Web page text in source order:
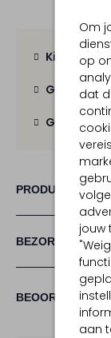
Om
op
dat
jouw
aan
Kies zelf
Gratis
Gratis
PRODUCT
BEZORGEN &